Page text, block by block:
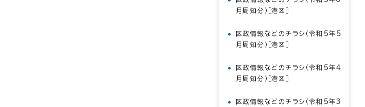
月周知分）［港区］
区政情報などのチラシ（令和5年5
月周知分）［港区］
区政情報などのチラシ（令和5年4
月周知分）［港区］
区政情報などのチラシ（令和5年3